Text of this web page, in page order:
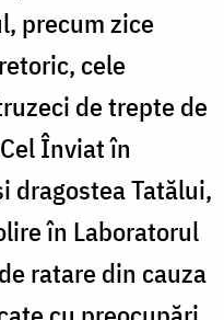
precum zice
cele
de trepte de
Înviat în
dragostea Tatălui,
în Laboratorul
ratare din cauza